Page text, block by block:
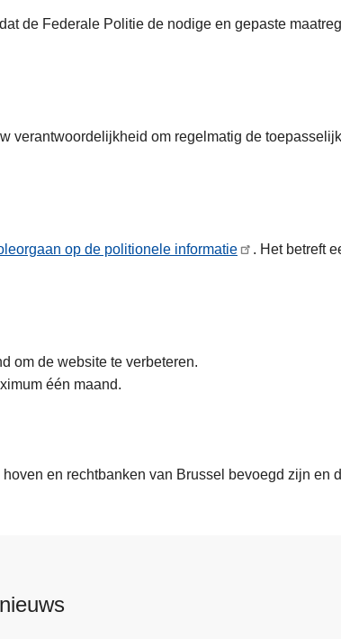
de Federale Politie de nodige en gepaste
verantwoordelijkheid om regelmatig de
op de politionele informatie
. Het betreft
om de website te verbeteren.
één maand.
en rechtbanken van Brussel bevoegd zijn en